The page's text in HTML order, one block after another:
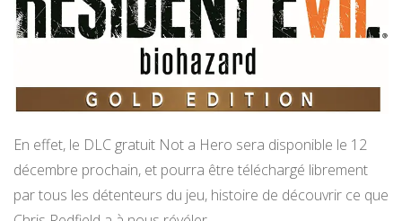
En effet, le DLC gratuit Not a Hero sera disponible le 12
décembre prochain, et pourra être téléchargé librement
par tous les détenteurs du jeu, histoire de découvrir ce que